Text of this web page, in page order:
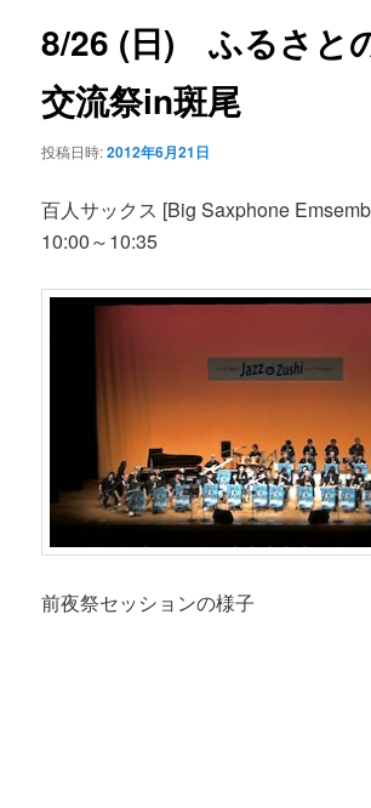
ン
テ
ツ
ゲ
シ
ン
8/26 (日) ふるさと
交流祭in斑尾
投稿日時:2012年6月21日
百人サックス [Big Saxphone
10:00～10:35
前夜祭セッションの様子